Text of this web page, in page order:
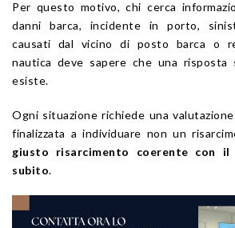
Per questo motivo, chi cerca
danni barca, incidente in porto,
causati dal vicino di posto barca o
nautica deve sapere che una risposta
esiste.
Ogni situazione richiede una
finalizzata a individuare non un
giusto risarcimento coerente con il
subito.